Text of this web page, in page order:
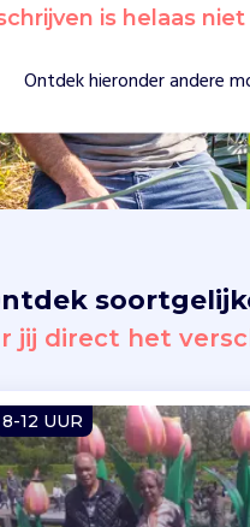
is helaas
Ontdek hieronder andere
jij direct het
8-12 UUR